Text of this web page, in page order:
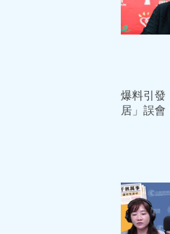
爆料引發
居」誤會